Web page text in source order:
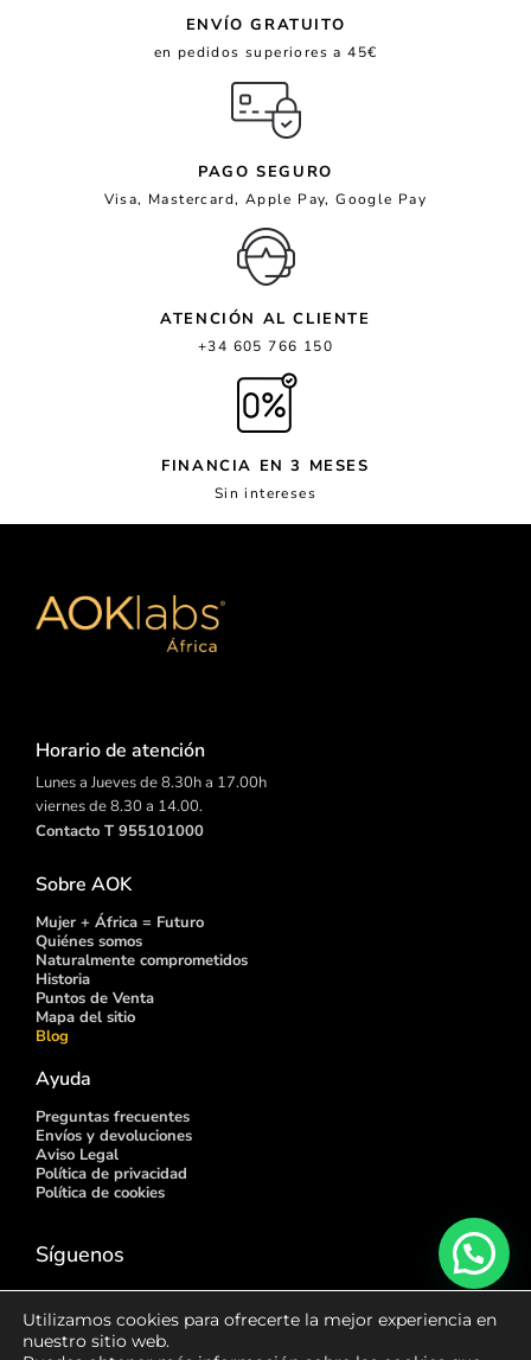
ENVÍO GRATUITO
en pedidos superiores a 45€
PAGO SEGURO
Visa, Mastercard, Apple Pay, Google Pay
ATENCIÓN AL CLIENTE
+34 605 766 150
FINANCIA EN 3 MESES
Sin intereses
Horario de atención
Lunes a Jueves de 8.30h a 17.00h
viernes de 8.30 a 14.00.
Contacto T 955101000
Sobre AOK
Mujer + África = Futuro
Quiénes somos
Naturalmente comprometidos
Historia
Puntos de Venta
Mapa del sitio
Blog
Ayuda
Preguntas frecuentes
Envíos y devoluciones
Aviso Legal
Política de privacidad
Política de cookies
Síguenos
Utilizamos cookies para ofrecerte la mejor experiencia en
nuestro sitio web.